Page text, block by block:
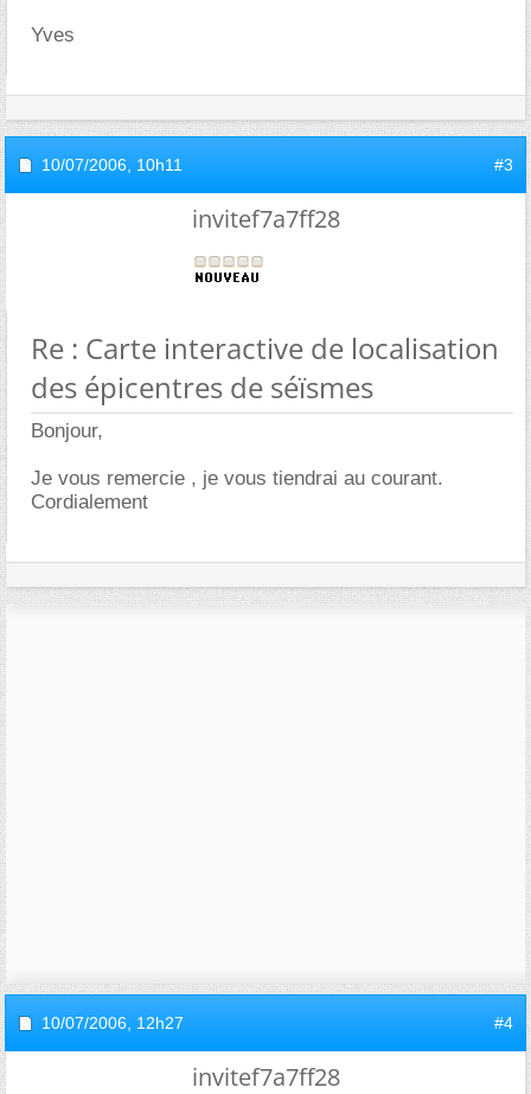
Yves
10/07/2006, 10h11 #3
invitef7a7ff28
Re : Carte interactive de localisation
des épicentres de séïsmes
Bonjour,
Je vous remercie , je vous tiendrai au courant.
Cordialement
10/07/2006, 12h27 #4
invitef7a7ff28